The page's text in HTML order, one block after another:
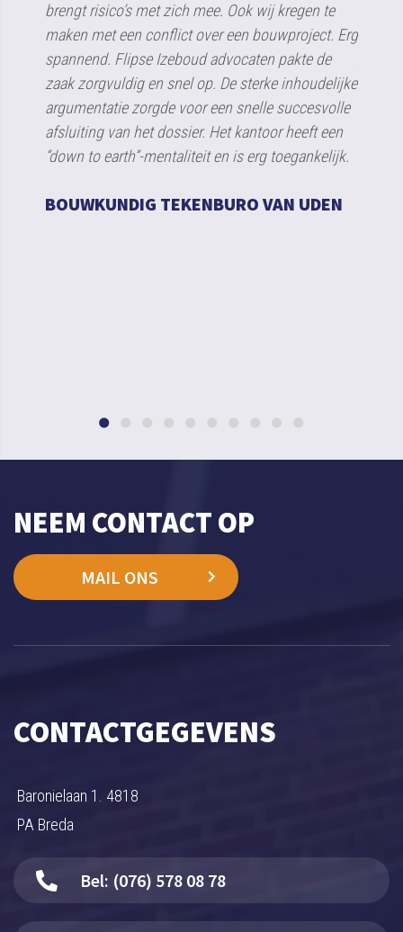
met zich mee. Ook wij kregen te
conflict over een bouwproject. Erg
Izeboud advocaten pakte de
en snel op. De sterke inhoudelijke
zorgde voor een snelle succesvolle
het dossier. Het kantoor heeft een
mentaliteit en is erg toegankelijk.
TEKENBURO VAN UDEN
en zeer actieve
OISTERWIJK B.V.
NEEM CONTACT OP
MAIL ONS
CONTACTGEGEVENS
Baronielaan 1. 4818
PA Breda
Bel: (076) 578 08 78